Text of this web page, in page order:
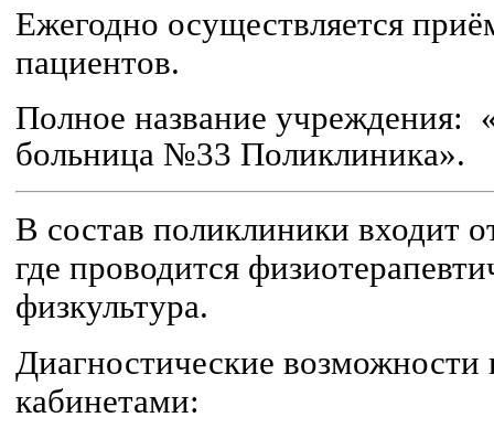
Ежегодно осуществляется
пациентов.
Полное название учреждения:
больница №33 Поликлиника».
В состав поликлиники входит
где проводится
физкультура.
Диагностические возможности
кабинетами: